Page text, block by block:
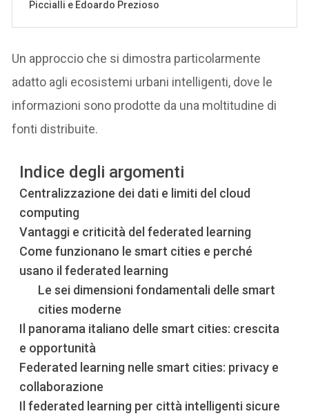
Un approccio che si dimostra particolarmente
adatto agli ecosistemi urbani intelligenti, dove le
informazioni sono prodotte da una moltitudine di
fonti distribuite.
Indice degli argomenti
Centralizzazione dei dati e limiti del cloud
computing
Vantaggi e criticità del federated learning
Come funzionano le smart cities e perché
usano il federated learning
Le sei dimensioni fondamentali delle smart
cities moderne
Il panorama italiano delle smart cities: crescita
e opportunità
Federated learning nelle smart cities: privacy e
collaborazione
Il federated learning per città intelligenti sicure